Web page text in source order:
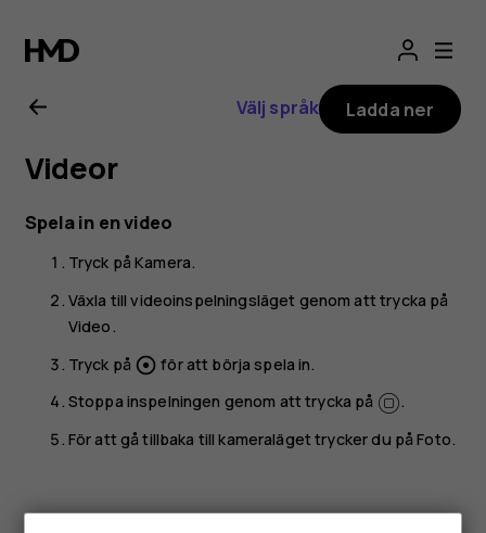
för
Nokia
G21
Välj språk Ladda ner
Videor
Spela in en video
Tryck påKamera.
Växla till videoinspelningsläget genom att trycka på
Video .
Tryck på adjust för att börja spela in.
Stoppa inspelningen genom att trycka på
.
För att gå tillbaka till kameraläget trycker du påFoto.